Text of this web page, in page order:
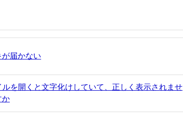
届かない
ルを開くと文字化けしていて、正しく表示されませ
か